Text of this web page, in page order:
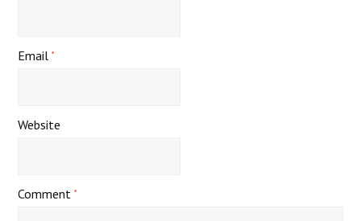
Email*
Website
Comment*